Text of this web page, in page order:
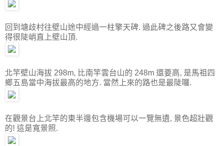
回到塘歧村往壁山途中經過一柱擎天碑. 過此碑之後路又會變
得很陡峭直上壁山頂.
北竿壁山海拔 298m, 比南竿雲台山的 248m 還要高, 是馬祖四
鄉五島當中海拔最高的地方. 當然上來的路也是最陡囉.
在觀景台上北竿的東半邊包含機場可以一覽無遺, 景色超壯觀
的! 這是寬景照.